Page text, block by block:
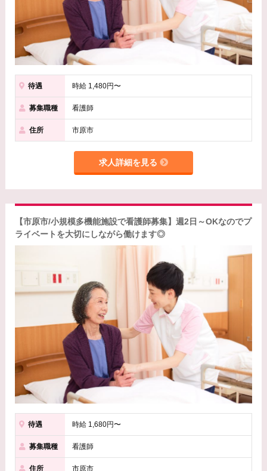
待遇 時給 1,480円〜
募集職種 看護師
住所 市原市
求人詳細を見る
【市原市/小規模多機能施設で看護師募集】週2日～OKなのでプ
ライベートを大切にしながら働けます◎
待遇 時給 1,680円〜
募集職種 看護師
住所 市原市